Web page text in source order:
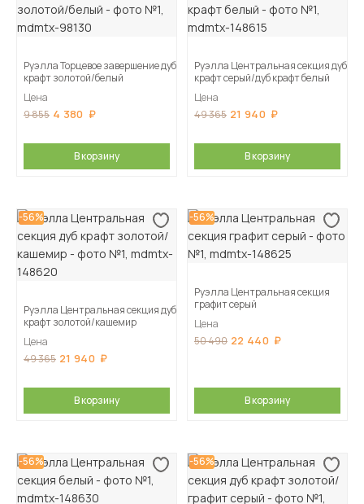
Руэлла Торцевое завершение дуб
крафт золотой/белый
Цена
9 855 4 380
В корзину
Руэлла Центральная секция дуб
крафт серый/дуб крафт белый
Цена
49 365 21 940
В корзину
-56%
Руэлла Центральная секция дуб
крафт золотой/кашемир
Цена
49 365 21 940
В корзину
-56%
Руэлла Центральная секция
графит серый
Цена
50 490 22 440
В корзину
-56% -56%